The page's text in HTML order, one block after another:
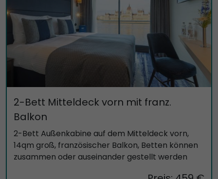
2-Bett Mitteldeck vorn mit franz.
Balkon
2-Bett Außenkabine auf dem Mitteldeck vorn,
14qm groß, französischer Balkon, Betten können
zusammen oder auseinander gestellt werden